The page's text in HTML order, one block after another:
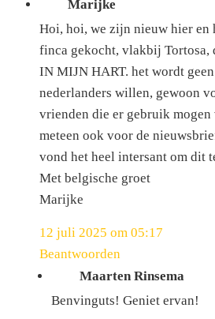
Marijke
Hoi, hoi, we zijn nieuw hier en
finca gekocht, vlakbij Tortosa,
IN MIJN HART. het wordt
nederlanders willen, gewoon
vrienden die er gebruik mogen
meteen ook voor de
vond het heel intersant om dit
Met belgische groet
Marijke
12 juli 2025 om 05:17
Beantwoorden
Maarten Rinsema
Benvinguts! Geniet ervan!